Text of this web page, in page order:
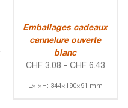
Emballages cadeaux
cannelure ouverte
blanc
CHF 3.08 - CHF 6.43
L×l×H: 344×190×91 mm